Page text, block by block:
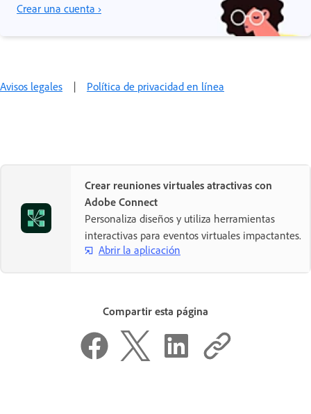
Crear una cuenta ›
Avisos legales | Política de privacidad en línea
Crear reuniones virtuales atractivas con
Adobe Connect
Personaliza diseños y utiliza herramientas
interactivas para eventos virtuales impactantes.
Abrir la aplicación
Compartir esta página